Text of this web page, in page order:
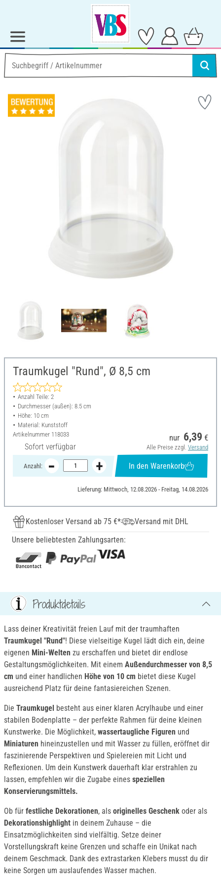
Traumkugel "Rund", Ø 8,5 cm
Anzahl Teile: 2
Durchmesser (außen): 8.5 cm
Höhe: 10 cm
Material: Kunststoff
Artikelnummer 118033
Sofort verfügbar
nur 6,39 €
Alle Preise zzgl. Versand
Anzahl: In den Warenkorb
Lieferung: Mittwoch, 12.08.2026 - Freitag, 14.08.2026
Kostenloser Versand ab 75 €*
Versand mit DHL
Unsere beliebtesten Zahlungsarten:
Produktdetails
Lass deiner Kreativität freien Lauf mit der traumhaften
Traumkugel "Rund"! Diese vielseitige Kugel lädt dich ein, deine
eigenen Mini-Welten zu erschaffen und bietet dir endlose
Gestaltungsmöglichkeiten. Mit einem Außendurchmesser von 8,5
cm und einer handlichen Höhe von 10 cm bietet diese Kugel
ausreichend Platz für deine fantasiereichen Szenen.
Die Traumkugel besteht aus einer klaren Acrylhaube und einer
stabilen Bodenplatte – der perfekte Rahmen für deine kleinen
Kunstwerke. Die Möglichkeit, wassertaugliche Figuren und
Miniaturen hineinzustellen und mit Wasser zu füllen, eröffnet dir
faszinierende Perspektiven und Spielereien mit Licht und
Reflexionen. Um dein Kunstwerk dauerhaft klar erstrahlen zu
lassen, empfehlen wir die Zugabe eines speziellen
Konservierungsmittels.
Ob für festliche Dekorationen, als originelles Geschenk oder als
Dekorationshighlight in deinem Zuhause – die
Einsatzmöglichkeiten sind vielfältig. Setze deiner
Vorstellungskraft keine Grenzen und schaffe ein Unikat nach
deinem Geschmack. Dank des extrastarken Klebers musst du dir
keine Sorgen um auslaufendes Wasser machen.